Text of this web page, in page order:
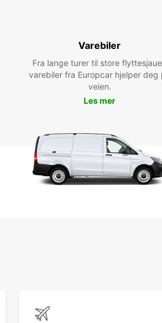
Varebiler
Fra lange turer til store
varebiler fra Europcar hjelper deg
veien.
Les mer